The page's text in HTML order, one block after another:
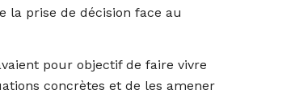
la prise de décision face au
pour objectif de faire vivre
concrètes et de les amener